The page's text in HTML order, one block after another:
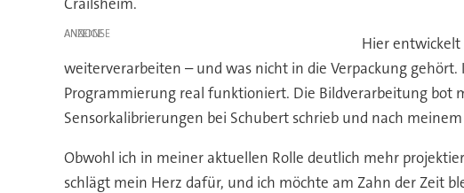
ANZEIGE
Hier entwickelt
weiterverarbeiten – und was nicht in die Verpackung
Programmierung real funktioniert. Die Bildverarbeitung bot
Sensorkalibrierungen bei Schubert schrieb und nach
Obwohl ich in meiner aktuellen Rolle deutlich mehr
schlägt mein Herz dafür, und ich möchte am Zahn der Zeit